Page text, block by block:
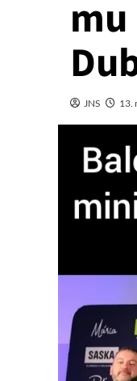
JNS 13.